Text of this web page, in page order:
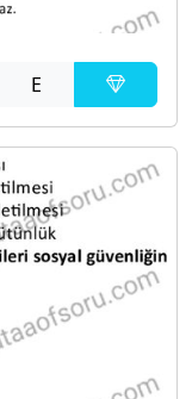
E